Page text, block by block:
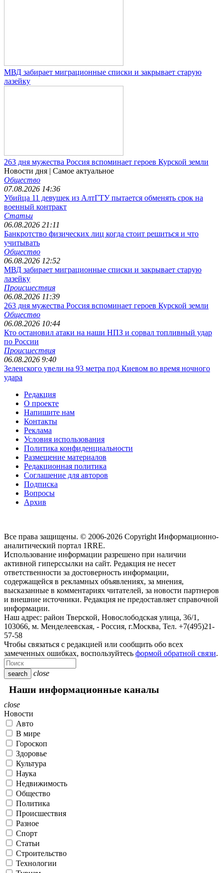
МВД забирает миграционные списки и закрывает старую
лазейку
263 дня мужества Россия вспоминает героев Курской земли
Новости дня | Самое актуальное
Общество
07.08.2026 14:36
Убийца 11 девушек из АлтГТУ пытается обменять срок на
военный контракт
Статьи
06.08.2026 21:11
Банкротство физических лиц когда стоит решиться и что
учитывать
Общество
06.08.2026 12:52
МВД забирает миграционные списки и закрывает старую
лазейку
Происшествия
06.08.2026 11:39
263 дня мужества Россия вспоминает героев Курской земли
Общество
06.08.2026 10:44
Кто остановил атаки на наши НПЗ и сорвал топливный удар
по России
Происшествия
06.08.2026 9:40
Зеленского увели на 93 метра под Киевом во время ночного
удара
Редакция
О проекте
Напишите нам
Контакты
Реклама
Условия использования
Политика конфиденциальности
Размещение материалов
Редакционная политика
Соглашение для авторов
Подписка
Вопросы
Архив
Все права защищены. © 2006-2026 CopyrightИнформационно-
аналитический портал 1RRE.
Использование информации разрешено при наличии
активной гиперссылки на сайт. Редакция не несет
ответственности за достоверность информации,
содержащейся в рекламных объявлениях, за мнения,
высказанные в комментариях читателей, за новости партнеров
и внешние источники. Редакция не предоставляет справочной
информации.
Наш адрес: район Тверской, Новослободская улица, 36/1,
103066, м. Менделеевская, - Россия, г.Москва, Тел. +7(495)21-
57-58
Чтобы связаться с редакцией или сообщить обо всех
замеченных ошибках, воспользуйтесь формой обратной связи.
search close
Наши информационные каналы
close
Новости
Авто
В мире
Гороскоп
Здоровье
Культура
Наука
Недвижимость
Общество
Политика
Происшествия
Разное
Спорт
Статьи
Строительство
Технологии